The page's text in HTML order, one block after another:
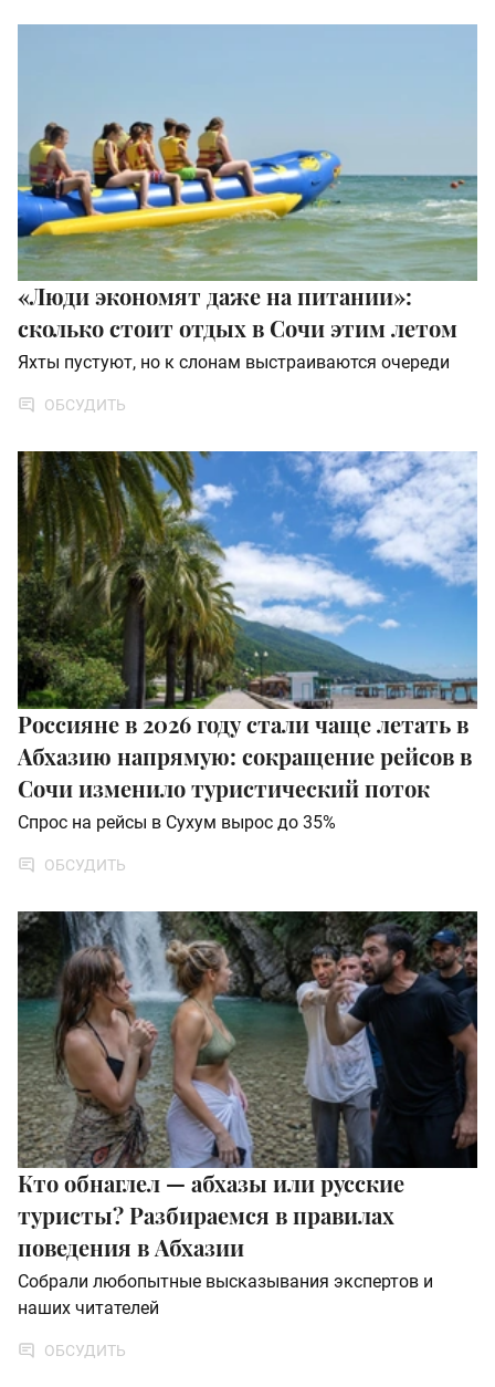
«Люди экономят даже на питании»:
сколько стоит отдых в Сочи этим летом
Яхты пустуют, но к слонам выстраиваются очереди
ОБСУДИТЬ
Россияне в 2026 году стали чаще летать в
Абхазию напрямую: сокращение рейсов в
Сочи изменило туристический поток
Спрос на рейсы в Сухум вырос до 35%
ОБСУДИТЬ
Кто обнаглел — абхазы или русские
туристы? Разбираемся в правилах
поведения в Абхазии
Собрали любопытные высказывания экспертов и
наших читателей
ОБСУДИТЬ